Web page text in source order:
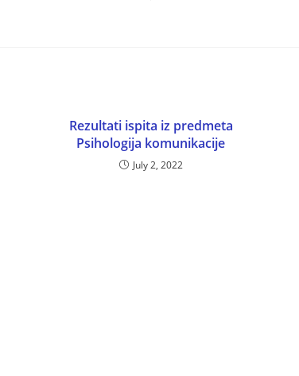
Rezultati ispita iz predmeta
Psihologija komunikacije
July 2, 2022